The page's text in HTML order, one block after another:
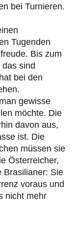
bei Turnieren.
Tugenden
Bis zum
sind
bei den
gewisse
möchte. Die
davon aus,
ist. Die
müssen sie
Österreicher,
Brasilianer: Sie
voraus und
nicht mehr